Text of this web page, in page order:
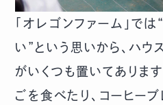
「オレゴンファーム」で
い”という思いから、ハウ
がいくつも置いてありま
ごを食べたり、コーヒー